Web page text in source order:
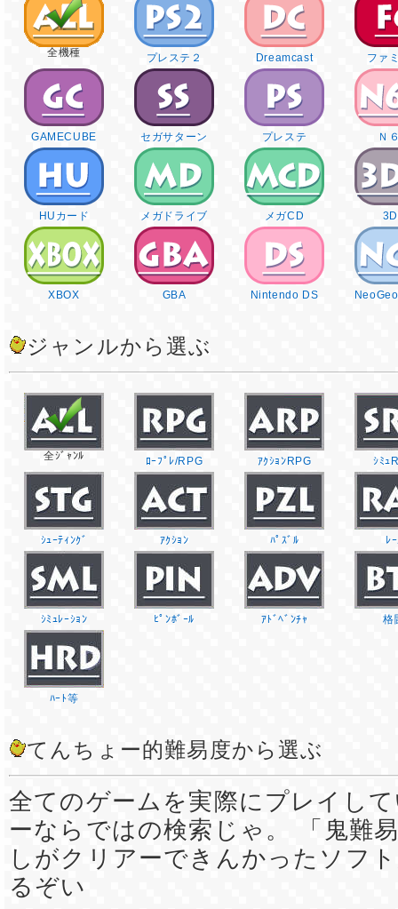
全機種 プレステ２ Dreamcast ファ
GAMECUBE セガサターン プレステ Ｎ
HUカード メガドライブ メガCD
XBOX GBA Nintendo DS
ジャンルから選ぶ
全ｼﾞｬﾝﾙ ﾛｰﾌﾟﾚ/RPG ｱｸｼｮﾝRPG ｼﾐｭ
ｼｭｰﾃｨﾝｸﾞ ｱｸｼｮﾝ ﾊﾟｽﾞﾙ ﾚ
ｼﾐｭﾚｰｼｮﾝ ﾋﾟﾝﾎﾞｰﾙ ｱﾄﾞﾍﾞﾝﾁｬ 格
ﾊｰﾄ等
てんちょー的難易度から選ぶ
全てのゲームを実際にプレイし
ーならではの検索じゃ。 「鬼難
しがクリアーできんかったソフ
るぞい